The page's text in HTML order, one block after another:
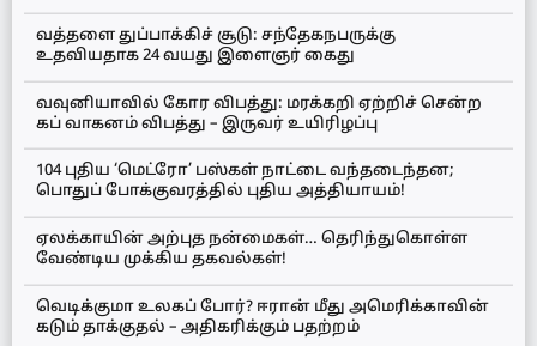
வத்தளை துப்பாக்கிச் சூடு: சந்தேகநபருக்கு
உதவியதாக 24 வயது இளைஞர் கைது
வவுனியாவில் கோர விபத்து: மரக்கறி ஏற்றிச் சென்ற
கப் வாகனம் விபத்து – இருவர் உயிரிழப்பு
104 புதிய ‘மெட்ரோ’ பஸ்கள் நாட்டை வந்தடைந்தன;
பொதுப் போக்குவரத்தில் புதிய அத்தியாயம்!
ஏலக்காயின் அற்புத நன்மைகள்… தெரிந்துகொள்ள
வேண்டிய முக்கிய தகவல்கள்!
வெடிக்குமா உலகப் போர்? ஈரான் மீது அமெரிக்காவின்
கடும் தாக்குதல் – அதிகரிக்கும் பதற்றம்